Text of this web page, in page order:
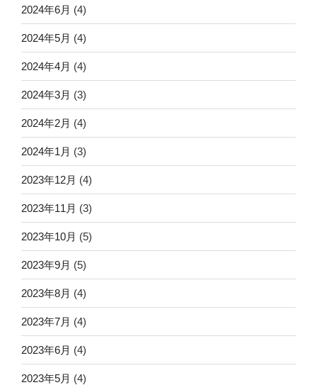
2024年6月 (4)
2024年5月 (4)
2024年4月 (4)
2024年3月 (3)
2024年2月 (4)
2024年1月 (3)
2023年12月 (4)
2023年11月 (3)
2023年10月 (5)
2023年9月 (5)
2023年8月 (4)
2023年7月 (4)
2023年6月 (4)
2023年5月 (4)